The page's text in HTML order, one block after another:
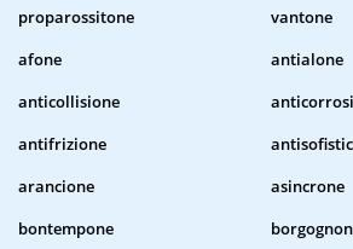
proparossitone
vantone
afone
antialone
anticollisione
antifrizione
arancione
asincrone
bontempone